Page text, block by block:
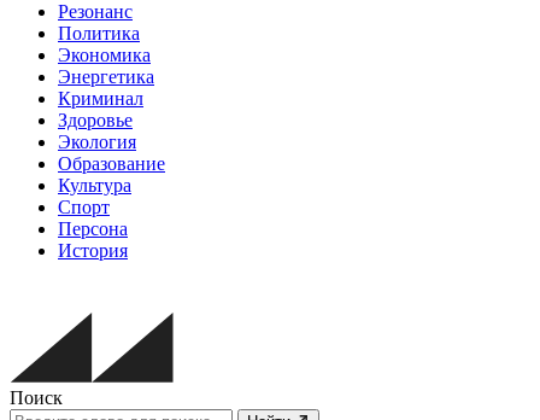
Резонанс
Политика
Экономика
Энергетика
Криминал
Здоровье
Экология
Образование
Культура
Спорт
Персона
История
Поиск